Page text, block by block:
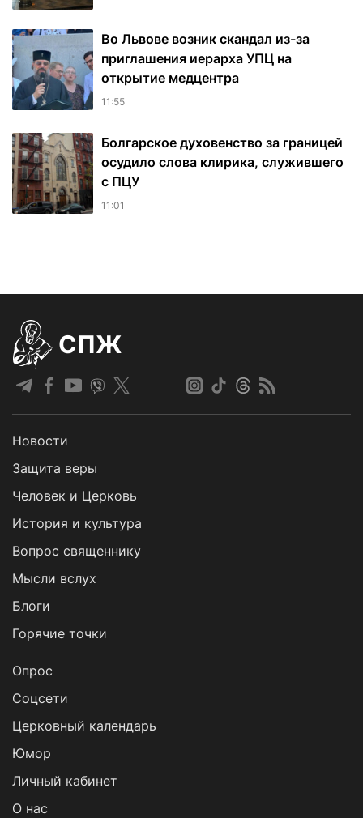
Во Львове возник скандал из-за
приглашения иерарха УПЦ на
открытие медцентра
11:55
Болгарское духовенство за границей
осудило слова клирика, служившего
с ПЦУ
11:01
СПЖ
Новости
Защита веры
Человек и Церковь
История и культура
Вопрос священнику
Мысли вслух
Блоги
Горячие точки
Опрос
Cоцсети
Церковный календарь
Юмор
Личный кабинет
О нас